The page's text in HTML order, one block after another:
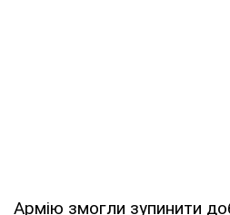
Армію змогли зупинити